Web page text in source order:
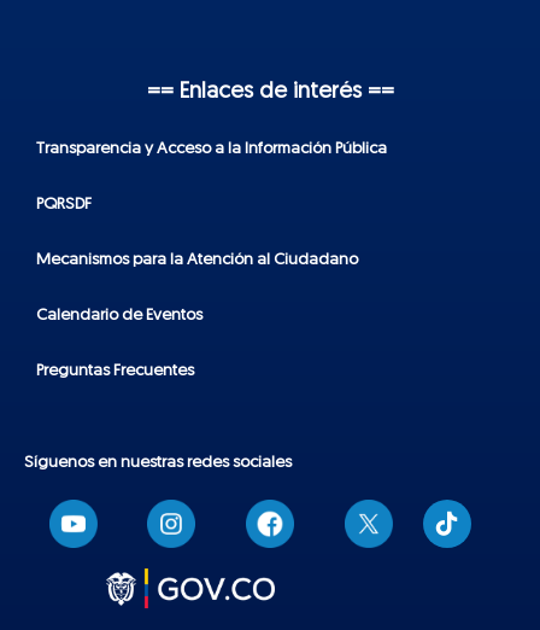
== Enlaces de interés ==
Transparencia y Acceso a la Información Pública
PQRSDF
Mecanismos para la Atención al Ciudadano
Calendario de Eventos
Preguntas Frecuentes
Síguenos en nuestras redes sociales
T
i
k